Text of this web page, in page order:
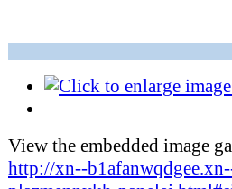
View the embedded image
http://xn--